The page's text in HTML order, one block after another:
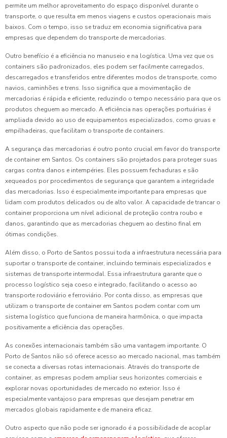
permite um melhor aproveitamento do espaço disponível durante o
transporte, o que resulta em menos viagens e custos operacionais mais
baixos. Com o tempo, isso se traduz em economia significativa para
empresas que dependem do transporte de mercadorias.
Outro benefício é a eficiência no manuseio e na logística. Uma vez que os
containers são padronizados, eles podem ser facilmente carregados,
descarregados e transferidos entre diferentes modos de transporte, como
navios, caminhões e trens. Isso significa que a movimentação de
mercadorias é rápida e eficiente, reduzindo o tempo necessário para que os
produtos cheguem ao mercado. A eficiência nas operações portuárias é
ampliada devido ao uso de equipamentos especializados, como gruas e
empilhadeiras, que facilitam o transporte de containers.
A segurança das mercadorias é outro ponto crucial em favor do transporte
de container em Santos. Os containers são projetados para proteger suas
cargas contra danos e intempéries. Eles possuem fechaduras e são
xequeados por procedimentos de segurança que garantem a integridade
das mercadorias. Isso é especialmente importante para empresas que
lidam com produtos delicados ou de alto valor. A capacidade de trancar o
container proporciona um nível adicional de proteção contra roubo e
danos, garantindo que as mercadorias cheguem ao destino final em
ótimas condições.
Além disso, o Porto de Santos possui toda a infraestrutura necessária para
suportar o transporte de container, incluindo terminais especializados e
sistemas de transporte intermodal. Essa infraestrutura garante que o
processo logístico seja coeso e integrado, facilitando o acesso ao
transporte rodoviário e ferroviário. Por conta disso, as empresas que
utilizam o transporte de container em Santos podem contar com um
sistema logístico que funciona de maneira harmônica, o que impacta
positivamente a eficiência das operações.
As conexões internacionais também são uma vantagem importante. O
Porto de Santos não só oferece acesso ao mercado nacional, mas também
se conecta a diversas rotas internacionais. Através do transporte de
container, as empresas podem ampliar seus horizontes comerciais e
explorar novas oportunidades de mercado no exterior. Isso é
especialmente vantajoso para empresas que desejam penetrar em
mercados globais rapidamente e de maneira eficaz.
Outro aspecto que não pode ser ignorado é a possibilidade de acoplar